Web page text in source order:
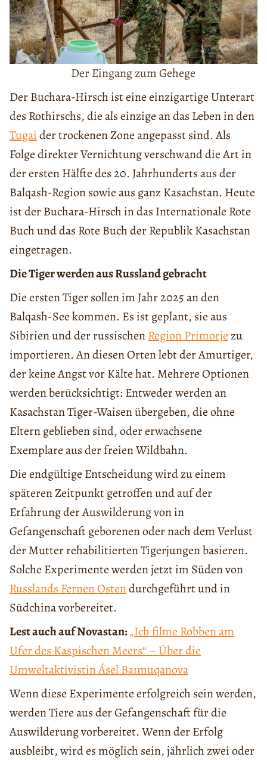
Der Eingang zum Gehege
Der Buchara-Hirsch ist eine einzigartige Unterart
des Rothirschs, die als einzige an das Leben in den
Tugaider trockenen Zone angepasst sind. Als
Folge direkter Vernichtung verschwand die Art in
der ersten Hälfte des 20. Jahrhunderts aus der
Balqash-Region sowie aus ganz Kasachstan. Heute
ist der Buchara-Hirsch in das Internationale Rote
Buch und das Rote Buch der Republik Kasachstan
eingetragen.
Die Tiger werden aus Russland gebracht
Die ersten Tiger sollen im Jahr 2025 an den
Balqash-See kommen. Es ist geplant, sie aus
Sibirien und der russischenRegion Primorjezu
importieren. An diesen Orten lebt der Amurtiger,
der keine Angst vor Kälte hat. Mehrere Optionen
werden berücksichtigt: Entweder werden an
Kasachstan Tiger-Waisen übergeben, die ohne
Eltern geblieben sind, oder erwachsene
Exemplare aus der freien Wildbahn.
Die endgültige Entscheidung wird zu einem
späteren Zeitpunkt getroffen und auf der
Erfahrung der Auswilderung von in
Gefangenschaft geborenen oder nach dem Verlust
der Mutter rehabilitierten Tigerjungen basieren.
Solche Experimente werden jetzt im Süden von
Russlands Fernen Ostendurchgeführt und in
Südchina vorbereitet.
Lest auch auf Novastan:„Ich filme Robben am
Ufer des Kaspischen Meers“ – Über die
Umweltaktivistin Ásel Baımuqanova
Wenn diese Experimente erfolgreich sein werden,
werden Tiere aus der Gefangenschaft für die
Auswilderung vorbereitet. Wenn der Erfolg
ausbleibt, wird es möglich sein, jährlich zwei oder